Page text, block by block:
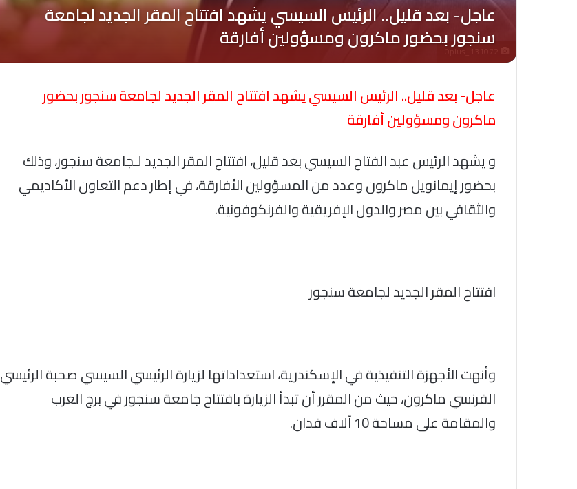
عاجل- بعد قليل.. الرئيس السيسي يشهد افتتاح المقر الجديد لجامعة سنجور بحضور
ماكرون ومسؤولين أفارقة
و يشهد الرئيس عبد الفتاح السيسي بعد قليل، افتتاح المقر الجديد لـجامعة سنجور، وذلك
بحضور إيمانويل ماكرون وعدد من المسؤولين الأفارقة، في إطار دعم التعاون الأكاديمي
والثقافي بين مصر والدول الإفريقية والفرنكوفونية.
افتتاح المقر الجديد لجامعة سنجور
وأنهت الأجهزة التنفيذية في الإسكندرية، استعداداتها لزيارة الرئيسي السيسي صحبة الرئيسي
الفرنسي ماكرون، حيث من المقرر أن تبدأ الزيارة بافتتاح جامعة سنجور في برج العرب
والمقامة على مساحة 10 آلاف فدان.